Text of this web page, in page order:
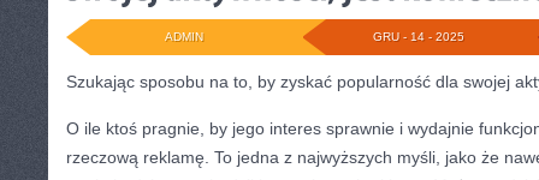
GRU - 14 - 2025
ADMIN
Szukając sposobu na to, by zyskać popularność dla swojej
O ile ktoś pragnie, by jego interes sprawnie i wydajnie
rzeczową reklamę. To jedna z najwyższych myśli, jako że